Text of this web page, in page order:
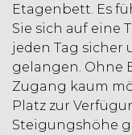
Etagenbett. Es
Sie sich auf eine
jeden Tag sicher
gelangen. Ohne
Zugang kaum
Platz zur
Steigungshöhe